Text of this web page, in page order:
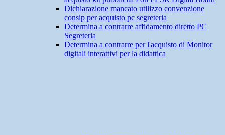
Dichiarazione mancato utilizzo convenzione
consip per acquisto pc segreteria
Determina a contrarre affidamento diretto PC
Segreteria
Determina a contrarre per l'acquisto di Monitor
digitali interattivi per la didattica